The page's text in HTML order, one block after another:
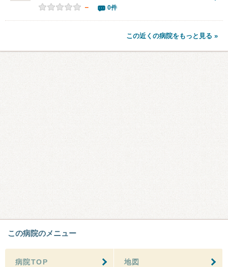
－ 0件
この近くの病院をもっと見る »
この病院のメニュー
病院TOP 地図